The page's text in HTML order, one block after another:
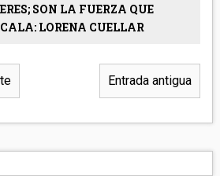
SON LA FUERZA QUE
LORENA CUELLAR
Entrada antigua